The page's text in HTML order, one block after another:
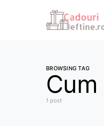
BROWSING TAG
1 post